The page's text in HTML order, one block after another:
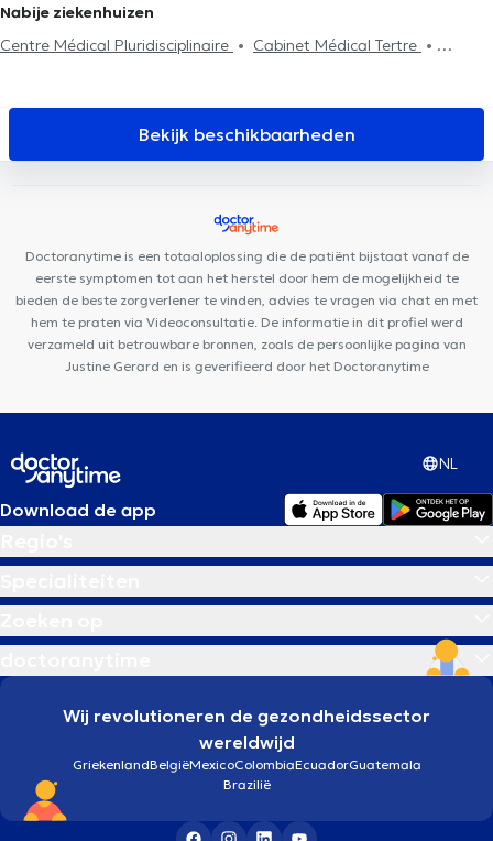
Nabije ziekenhuizen
Centre Médical Pluridisciplinaire
Cabinet Médical Tertre
Cabinet Rue Commandant Lemaire
Périnatal PACHAMAMA
Sport & Vous
NaturHouse Mons
Centre Μontois d'Ostéopathie
Centre Louissaint
Bekijk beschikbaarheden
Doctoranytime is een totaaloplossing die de patiënt bijstaat vanaf de
eerste symptomen tot aan het herstel door hem de mogelijkheid te
bieden de beste zorgverlener te vinden, advies te vragen via chat en met
hem te praten via Videoconsultatie. De informatie in dit profiel werd
verzameld uit betrouwbare bronnen, zoals de persoonlijke pagina van
Justine Gerard en is geverifieerd door het Doctoranytime
NL
Download de app
Wij revolutioneren de gezondheidssector
wereldwijd
GriekenlandBelgiëMexicoColombiaEcuadorGuatemala
Brazilië